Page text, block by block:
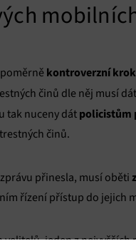
kontroverzní krok
činů dle něj musí
tak nuceny dát policistům
činů.
přinesla, musí oběti
řízení přístup do jejich
jeden z